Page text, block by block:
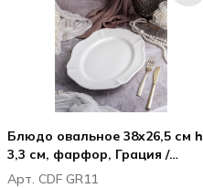
Блюдо овальное 38x26,5 см h
3,3 см, фарфор, Грация /
Grazia
Арт. CDF GR11